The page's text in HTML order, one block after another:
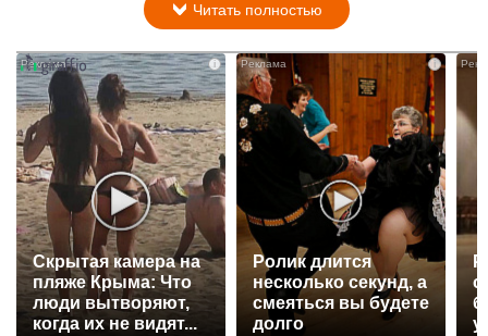
Читать полностью
i
Скрытая камера на
пляже Крыма: Что
люди вытворяют,
когда их не видят...
Ролик длится
несколько секунд, а
смеяться вы будете
долго